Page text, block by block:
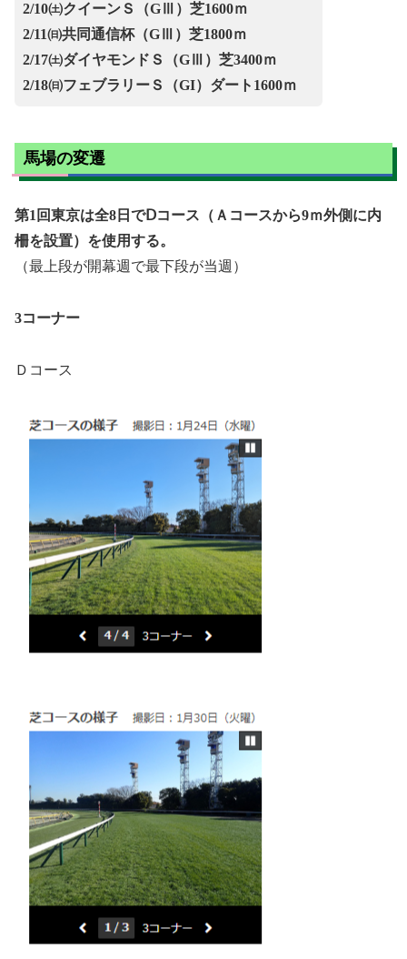
2/10㈯クイーンＳ（GⅢ）芝1600ｍ
2/11㈰共同通信杯（GⅢ）芝1800ｍ
2/17㈯ダイヤモンドＳ（GⅢ）芝3400ｍ
2/18㈰フェブラリーＳ（GI）ダート1600ｍ
馬場の変遷
第1回東京は全8日でⅮコース（Ａコースから9ｍ外側に内
柵を設置）を使用する。
（最上段が開幕週で最下段が当週）
3コーナー
Ｄコース